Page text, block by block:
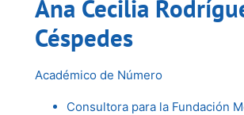
Ana Cecilia
Céspedes
Académico de Número
Consultora para la Fundación